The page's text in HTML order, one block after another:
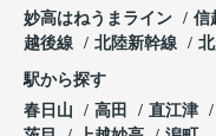
妙高はねうまライン
信
越後線
北陸新幹線
駅から探す
春日山
高田 直江津